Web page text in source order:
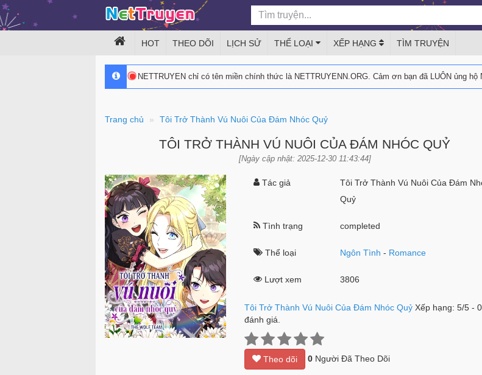
HOT THEO DÕI LỊCH SỬ THỂ LOẠI XẾP HẠNG TÌM TRUYỆN
NETTRUYEN chỉ có tên miền chính thức là NETTRUYENN.ORG. Cảm ơn bạn đã LUÔN ủng hộ
Trang chủ Tôi Trở Thành Vú Nuôi Của Đám Nhóc Quỷ
TÔI TRỞ THÀNH VÚ NUÔI CỦA ĐÁM NHÓC QUỶ
[Ngày cập nhật: 2025-12-30 11:43:44]
Tác giả
Tôi Trở Thành Vú Nuôi Của Đám
Quỷ
Tình trạng completed
Thể loại Ngôn Tình - Romance
Lượt xem 3806
Tôi Trở Thành Vú Nuôi Của Đám Nhóc Quỷ Xếp hạng: 5/5- 0
đánh giá.
Theo dõi 0Người Đã Theo Dõi